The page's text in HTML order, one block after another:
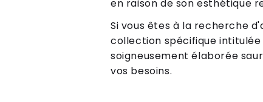
en raison de son esthétique
Si vous êtes à la recherche
collection spécifique
soigneusement élaborée
vos besoins.